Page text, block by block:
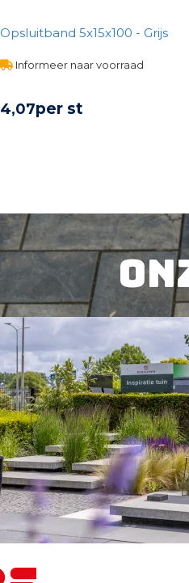
Opsluitband 5x15x100 - Grijs
Informeer naar voorraad
4,07per st